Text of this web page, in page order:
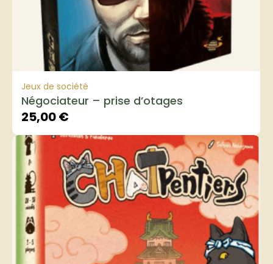
Jeux de société
Négociateur – prise d’otages
25,00€